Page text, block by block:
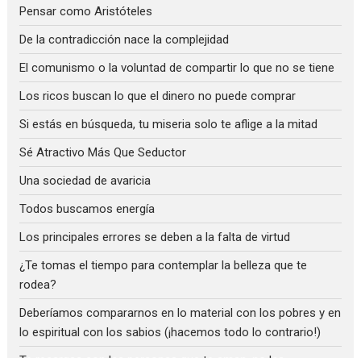
Pensar como Aristóteles
De la contradicción nace la complejidad
El comunismo o la voluntad de compartir lo que no se tiene
Los ricos buscan lo que el dinero no puede comprar
Si estás en búsqueda, tu miseria solo te aflige a la mitad
Sé Atractivo Más Que Seductor
Una sociedad de avaricia
Todos buscamos energía
Los principales errores se deben a la falta de virtud
¿Te tomas el tiempo para contemplar la belleza que te
rodea?
Deberíamos compararnos en lo material con los pobres y en
lo espiritual con los sabios (¡hacemos todo lo contrario!)